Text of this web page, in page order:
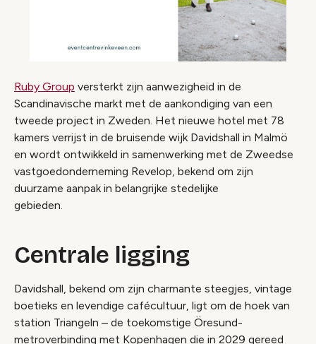
Ruby Group versterkt zijn aanwezigheid in de
Scandinavische markt met de aankondiging van een
tweede project in Zweden. Het nieuwe hotel met 78
kamers verrijst in de bruisende wijk Davidshall in Malmö
en wordt ontwikkeld in samenwerking met de Zweedse
vastgoedonderneming Revelop, bekend om zijn
duurzame aanpak in belangrijke stedelijke
gebieden.
Centrale ligging
Davidshall, bekend om zijn charmante steegjes, vintage
boetieks en levendige cafécultuur, ligt om de hoek van
station Triangeln – de toekomstige Öresund-
metroverbinding met Kopenhagen die in 2029 gereed